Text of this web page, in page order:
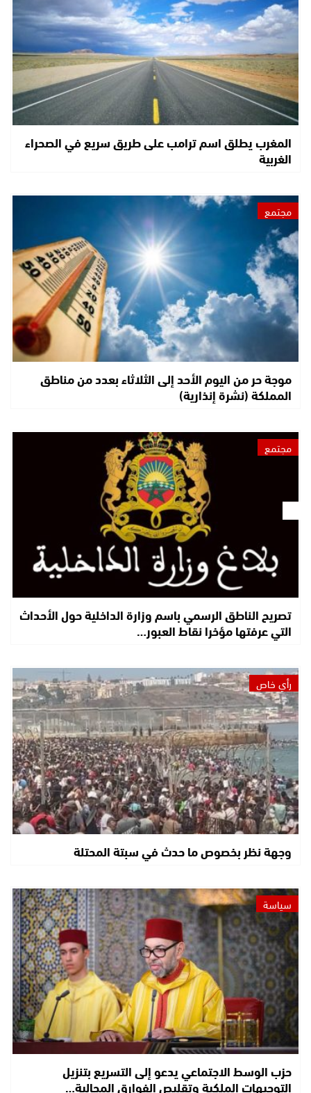
المغرب يطلق اسم ترامب على طريق سريع في الصحراء
الغربية
مجتمع
موجة حر من اليوم الأحد إلى الثلاثاء بعدد من مناطق
المملكة (نشرة إنذارية)
مجتمع
تصريح الناطق الرسمي باسم وزارة الداخلية حول الأحداث
التي عرفتها مؤخرا نقاط العبور…
رأي خاص
وجهة نظر بخصوص ما حدث في سبتة المحتلة
سياسة
حزب الوسط الاجتماعي يدعو إلى التسريع بتنزيل
التوجيهات الملكية وتقليص الفوارق المجالية…